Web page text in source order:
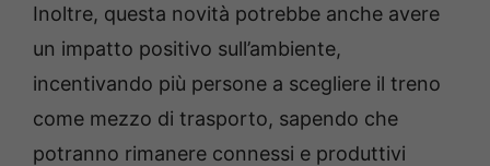
Inoltre, questa novità potrebbe anche avere
un impatto positivo sull’ambiente,
incentivando più persone a scegliere il treno
come mezzo di trasporto, sapendo che
potranno rimanere connessi e produttivi